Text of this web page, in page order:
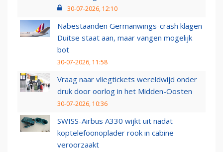
30-07-2026, 12:10
Nabestaanden Germanwings-crash klagen
Duitse staat aan, maar vangen mogelijk
bot
30-07-2026, 11:58
Vraag naar vliegtickets wereldwijd onder
druk door oorlog in het Midden-Oosten
30-07-2026, 10:36
SWISS-Airbus A330 wijkt uit nadat
koptelefoonoplader rook in cabine
veroorzaakt